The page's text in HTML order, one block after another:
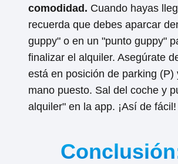
comodidad. Cuando hayas
recuerda que debes aparcar
guppy" o en un "punto guppy"
finalizar el alquiler. Asegúrate
está en posición de parking (P)
mano puesto. Sal del coche y
alquiler" en la app. ¡Así de fácil!